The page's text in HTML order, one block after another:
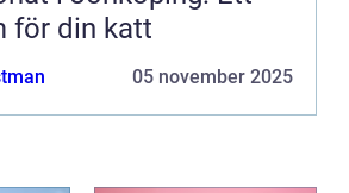
för din katt
05 november 2025